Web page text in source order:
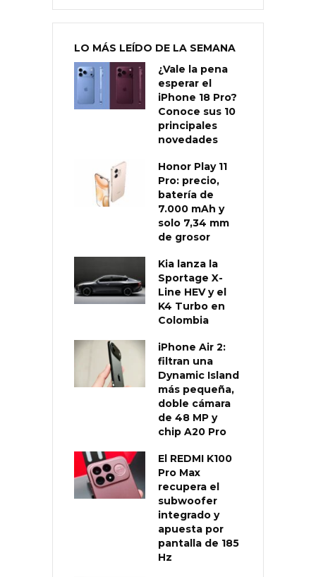
LO MÁS LEÍDO DE LA SEMANA
¿Vale la pena
esperar el
iPhone 18 Pro?
Conoce sus 10
principales
novedades
Honor Play 11
Pro: precio,
batería de
7.000 mAh y
solo 7,34 mm
de grosor
Kia lanza la
Sportage X-
Line HEV y el
K4 Turbo en
Colombia
iPhone Air 2:
filtran una
Dynamic Island
más pequeña,
doble cámara
de 48 MP y
chip A20 Pro
El REDMI K100
Pro Max
recupera el
subwoofer
integrado y
apuesta por
pantalla de 185
Hz